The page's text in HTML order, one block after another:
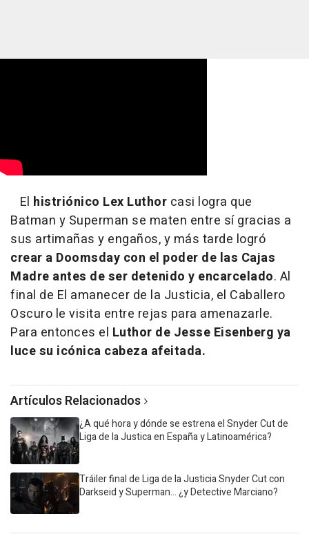
El histriónico Lex Luthor casi logra que
Batman y Superman se maten entre sí gracias a
sus artimañas y engaños, y más tarde logró
crear a Doomsday con el poder de las Cajas
Madre antes de ser detenido y encarcelado. Al
final de El amanecer de la Justicia, el Caballero
Oscuro le visita entre rejas para amenazarle.
Para entonces el Luthor de Jesse Eisenberg ya
luce su icónica cabeza afeitada.
Artículos Relacionados
¿A qué hora y dónde se estrena el Snyder Cut de
Liga de la Justica en España y Latinoamérica?
Tráiler final de Liga de la Justicia Snyder Cut con
Darkseid y Superman... ¿y Detective Marciano?